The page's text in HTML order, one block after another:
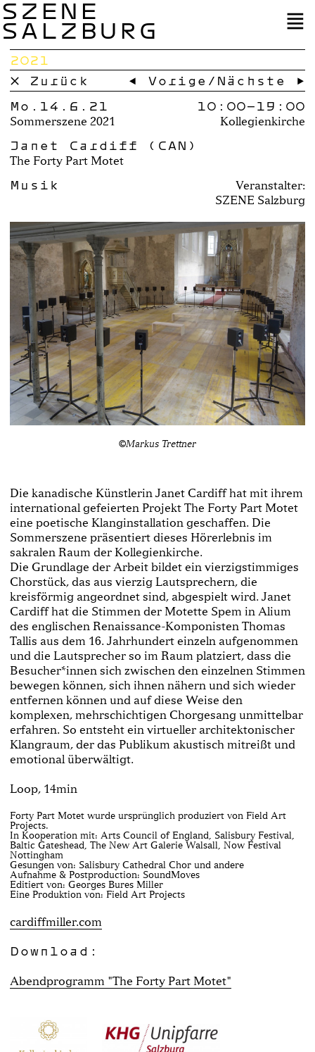
SZENE
SALZBURG
2021
× Zurück
← Vorige / Nächste →
Mo.14.6.21
Sommerszene 2021
10:00–19:00
Kollegienkirche
Janet Cardiff (CAN)
The Forty Part Motet
Musik
Veranstalter:
SZENE Salzburg
©Markus Trettner
Die kanadische Künstlerin Janet Cardiff hat mit ihrem
international gefeierten Projekt The Forty Part Motet
eine poetische Klanginstallation geschaffen. Die
Sommerszene präsentiert dieses Hörerlebnis im
sakralen Raum der Kollegienkirche.
Die Grundlage der Arbeit bildet ein vierzigstimmiges
Chorstück, das aus vierzig Lautsprechern, die
kreisförmig angeordnet sind, abgespielt wird. Janet
Cardiff hat die Stimmen der Motette Spem in Alium
des englischen Renaissance-Komponisten Thomas
Tallis aus dem 16. Jahrhundert einzeln aufgenommen
und die Lautsprecher so im Raum platziert, dass die
Besucher*innen sich zwischen den einzelnen Stimmen
bewegen können, sich ihnen nähern und sich wieder
entfernen können und auf diese Weise den
komplexen, mehrschichtigen Chorgesang unmittelbar
erfahren. So entsteht ein virtueller architektonischer
Klangraum, der das Publikum akustisch mitreißt und
emotional überwältigt.
Loop, 14min
Forty Part Motet wurde ursprünglich produziert von Field Art
Projects.
In Kooperation mit: Arts Council of England, Salisbury Festival,
Baltic Gateshead, The New Art Galerie Walsall, Now Festival
Nottingham
Gesungen von: Salisbury Cathedral Chor und andere
Aufnahme & Postproduction: SoundMoves
Editiert von: Georges Bures Miller
Eine Produktion von: Field Art Projects
cardiffmiller.com
Download:
Abendprogramm "The Forty Part Motet"